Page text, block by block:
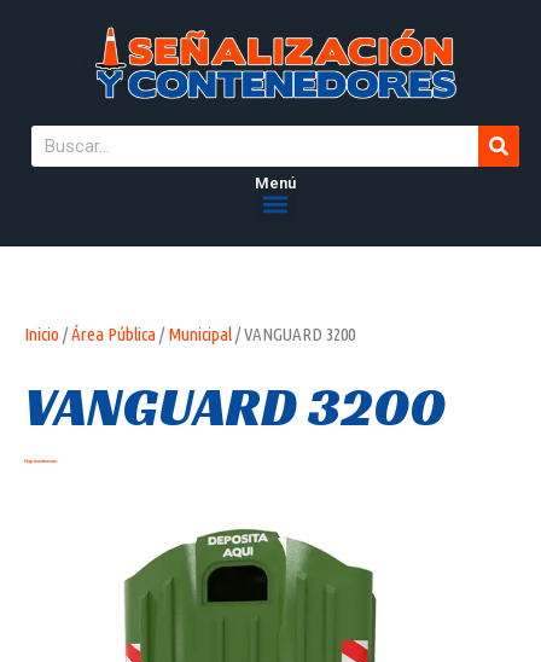
Menú
Inicio /Área Pública /Municipal/ VANGUARD 3200
VANGUARD 3200
Hay existencias